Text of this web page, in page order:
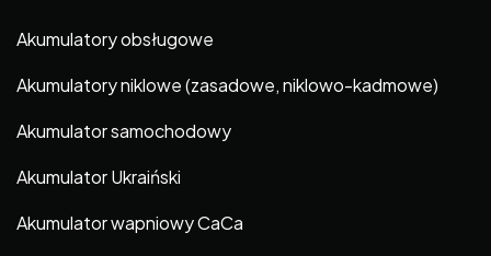
Akumulatory obsługowe
Akumulatory niklowe (zasadowe, niklowo-kadmowe)
Akumulator samochodowy
Akumulator Ukraiński
Akumulator wapniowy CaCa